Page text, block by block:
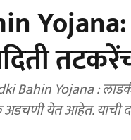
Bahin Yojana :
येत आहेत. याची